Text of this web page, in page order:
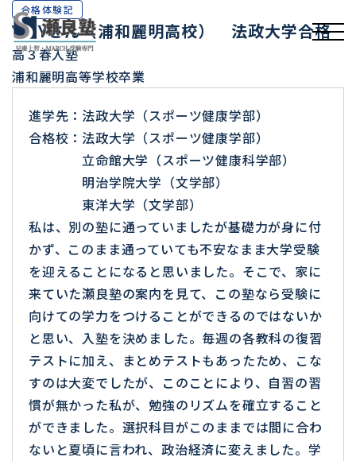
合格体験記
Y・Yさん（浦和麗明高校） 法政大学合格
高３春入塾
浦和麗明高等学校卒業
進学先：法政大学（スポーツ健康学部）
合格校：法政大学（スポーツ健康学部）
立命館大学（スポーツ健康科学部）
明治学院大学（文学部）
東洋大学（文学部）
私は、別の塾に通っていましたが基礎力が身に付
かず、このまま通っていても不安なまま大学受験
を迎えることになると思いました。そこで、家に
来ていた瀬良塾の案内を見て、この塾なら受験に
向けての学力をつけることができるのではないか
と思い、入塾を決めました。毎週の各教科の復習
テストに加え、まとめテストもあったため、こな
すのは大変でしたが、このことにより、自習の習
慣が無かった私が、勉強のリズムを確立すること
ができました。選択科目がこのままでは間に合わ
ないと夏頃に言われ、政治経済に変えました。学